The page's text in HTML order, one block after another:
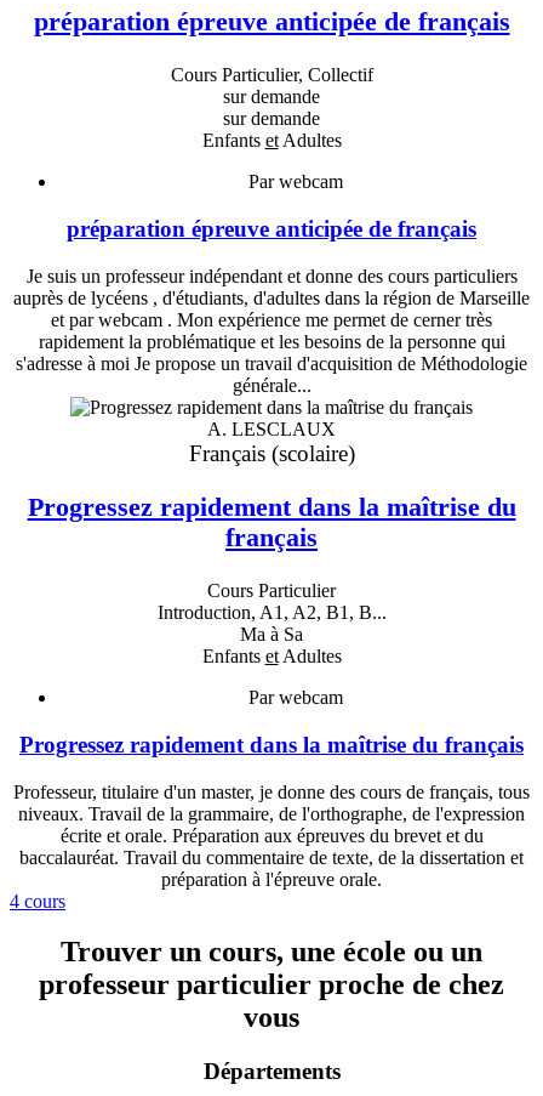
préparation épreuve anticipée de français
Cours Particulier, Collectif
sur demande
sur demande
Enfants etAdultes
Par webcam
préparation épreuve anticipée de français
Je suis un professeur indépendant et donne des cours particuliers
auprès de lycéens , d'étudiants, d'adultes dans la région de Marseille
et par webcam . Mon expérience me permet de cerner très
rapidement la problématique et les besoins de la personne qui
s'adresse à moi Je propose un travail d'acquisition de Méthodologie
générale...
A. LESCLAUX
Français (scolaire)
Progressez rapidement dans la maîtrise du
français
Cours Particulier
Introduction, A1, A2, B1, B...
Ma à Sa
Enfants etAdultes
Par webcam
Progressez rapidement dans la maîtrise du français
Professeur, titulaire d'un master, je donne des cours de français, tous
niveaux. Travail de la grammaire, de l'orthographe, de l'expression
écrite et orale. Préparation aux épreuves du brevet et du
baccalauréat. Travail du commentaire de texte, de la dissertation et
préparation à l'épreuve orale.
4 cours
Trouver un cours, une école ou un
professeur particulier proche de chez
vous
Départements